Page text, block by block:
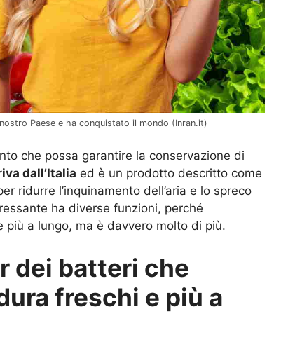
Paese e ha conquistato il mondo (Inran.it)
che possa garantire la conservazione di
dall’Italia ed è un prodotto descritto come
ridurre l’inquinamento dell’aria e lo spreco
ha diverse funzioni, perché
a lungo, ma è davvero molto di più.
dei batteri che
freschi e più a